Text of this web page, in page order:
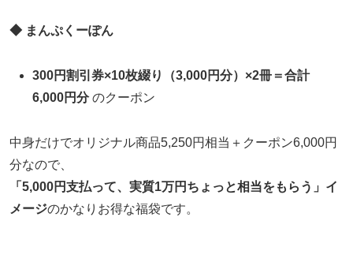
◆ まんぷくーぽん
300円割引券×10枚綴り（3,000円分）×2冊＝合計
6,000円分のクーポン
中身だけでオリジナル商品5,250円相当＋クーポン6,000円
分なので、
「5,000円支払って、実質1万円ちょっと相当をもらう」イ
メージのかなりお得な福袋です。